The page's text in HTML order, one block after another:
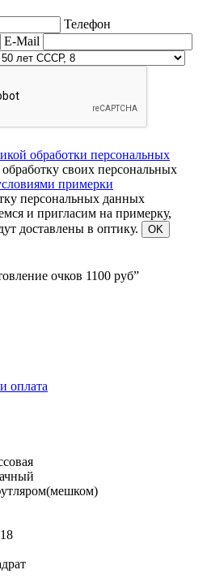
Телефон
E-Mail
обработки персональных
обработку своих персональных
примерки
персональных данных
и пригласим на примерку,
доставлены в оптику.
OK
очков 1100 руб”
оплата
18